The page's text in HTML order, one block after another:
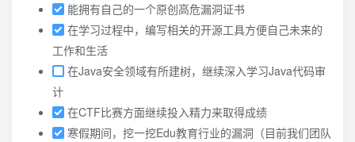
能拥有自己的一个原创高危漏洞证书
在学习过程中，编写相关的开源工具方便自己未来的
工作和生活
在Java安全领域有所建树，继续深入学习Java代码审
计
在CTF比赛方面继续投入精力来取得成绩
寒假期间，挖一挖Edu教育行业的漏洞（目前我们团队